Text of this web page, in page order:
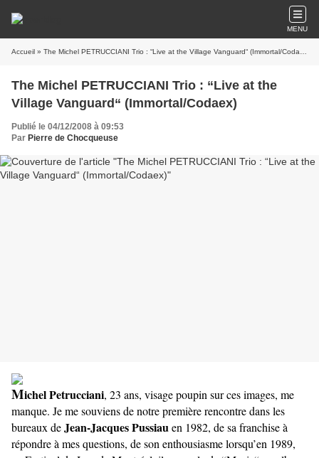
MENU
Accueil » The Michel PETRUCCIANI Trio : “Live at the Village Vanguard“ (Immortal/Codaex)
The Michel PETRUCCIANI Trio : “Live at the
Village Vanguard“ (Immortal/Codaex)
Publié le 04/12/2008 à 09:53
Par Pierre de Chocqueuse
Michel Petrucciani, 23 ans, visage poupin sur ces images, me
manque. Je me souviens de notre première rencontre dans les
bureaux deJean-Jacques Pussiauen 1982, de sa franchise à
répondre à mes questions, de son enthousiasme lorsqu’en 1989,